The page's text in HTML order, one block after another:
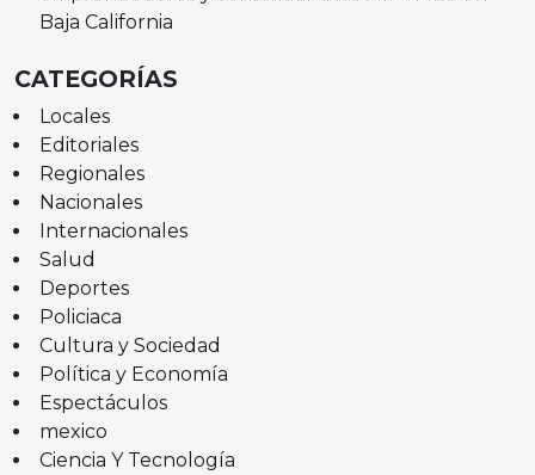
Baja California
CATEGORÍAS
Locales
Editoriales
Regionales
Nacionales
Internacionales
Salud
Deportes
Policiaca
Cultura y Sociedad
Política y Economía
Espectáculos
mexico
Ciencia Y Tecnología